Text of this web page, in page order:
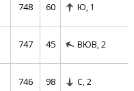
748 60 Ю, 1
747 45 ВЮВ, 2
746 98 С, 2